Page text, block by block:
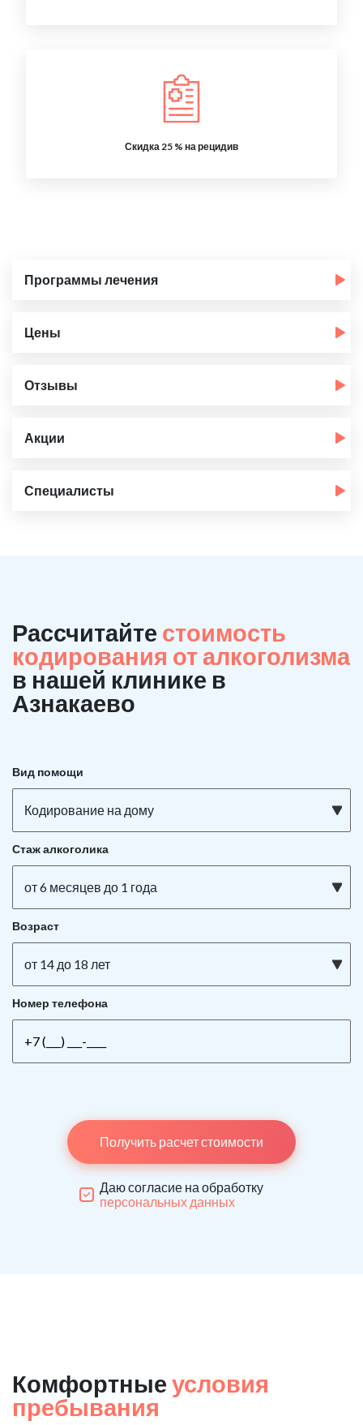
Скидка 25 % на рецидив
Программы лечения
Цены
Отзывы
Акции
Специалисты
Рассчитайте стоимость
кодирования от алкоголизма
в нашей клинике в
Азнакаево
Вид помощи
Кодирование на дому
Стаж алкоголика
от 6 месяцев до 1 года
Возраст
от 14 до 18 лет
Номер телефона
Получить расчет стоимости
Даю согласие на обработку
персональных данных
Комфортные условия
пребывания